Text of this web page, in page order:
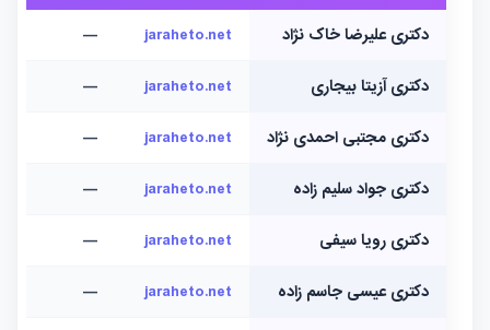
دکتری علیرضا خاک نژاد jaraheto.net
—
دکتری آزیتا بیجاری jaraheto.net
—
دکتری مجتبی احمدی نژاد jaraheto.net
—
دکتری جواد سلیم زاده jaraheto.net
—
دکتری رویا سیفی jaraheto.net
—
دکتری عیسی جاسم زاده jaraheto.net
—